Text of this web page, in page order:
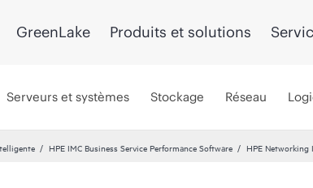
GreenLake Produits et solutions
Serveurs et systèmes Stockage Réseau
HPE IMC Business Service Performance Software HPE Networking